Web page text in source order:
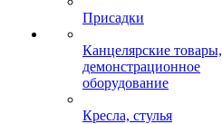
Присадки
Канцелярские товары,
демонстрационное
оборудование
Кресла, стулья